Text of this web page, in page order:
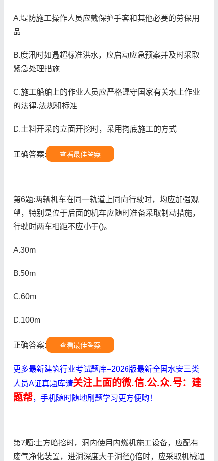
A.堤防施工操作人员应戴保护手套和其他必要的劳保用
品
B.度汛时如遇超标准洪水，应启动应急预案并及时采取
紧急处理措施
C.施工船舶上的作业人员应严格遵守国家有关水上作业
的法律.法规和标准
D.土料开采的立面开挖时，采用掏底施工的方式
正确答案: 查看最佳答案
第6题:两辆机车在同一轨道上同向行驶时，均应加强观
望，特别是位于后面的机车应随时准备采取制动措施，
行驶时两车相距不应小于()。
A.30m
B.50m
C.60m
D.100m
正确答案: 查看最佳答案
更多最新建筑行业考试题库--2026版最新全国水安三类
人员A证真题库请关注上面的微.信.公.众.号：建
题帮，手机随时随地刷题学习更方便哟！
第7题:土方暗挖时，洞内使用内燃机施工设备，应配有
废气净化装置，进洞深度大于洞径()倍时，应采取机械通